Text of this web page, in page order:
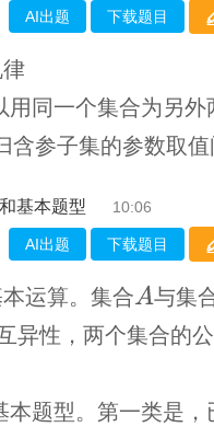
AI出题 下载题目
用同一个集合为另外
含参子集的参数取
基本题型 10:06
AI出题 下载题目
运算。集合 A 与集
异性，两个集合的
本题型。第一类是，